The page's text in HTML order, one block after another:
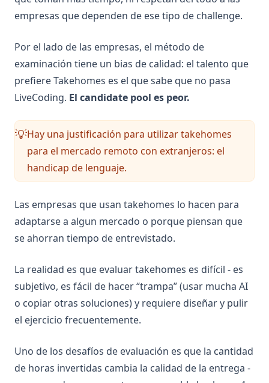
empresas que dependen de ese tipo de challenge.
Por el lado de las empresas, el método de
examinación tiene un bias de calidad: el talento que
prefiere Takehomes es el que sabe que no pasa
LiveCoding. El candidate pool es peor.
💡Hay una justificación para utilizar takehomes
para el mercado remoto con extranjeros: el
handicap de lenguaje.
Las empresas que usan takehomes lo hacen para
adaptarse a algun mercado o porque piensan que
se ahorran tiempo de entrevistado.
La realidad es que evaluar takehomes es difícil - es
subjetivo, es fácil de hacer “trampa” (usar mucha AI
o copiar otras soluciones) y requiere diseñar y pulir
el ejercicio frecuentemente.
Uno de los desafíos de evaluación es que la cantidad
de horas invertidas cambia la calidad de la entrega -